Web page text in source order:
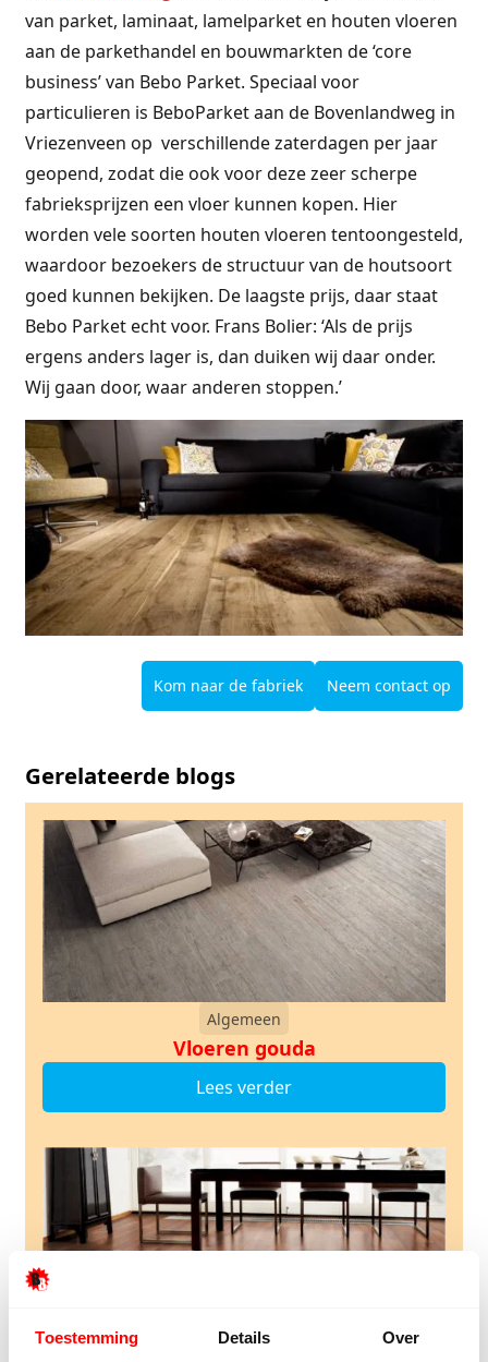
Toestemming Details Over
van parket, laminaat, lamelparket en houten vloeren
aan de parkethandel en bouwmarkten de ‘core
business’ van Bebo Parket. Speciaal voor
particulieren is BeboParket aan de Bovenlandweg in
Vriezenveen op verschillende zaterdagen per jaar
geopend, zodat die ook voor deze zeer scherpe
fabrieksprijzen een vloer kunnen kopen. Hier
worden vele soorten houten vloeren tentoongesteld,
waardoor bezoekers de structuur van de houtsoort
goed kunnen bekijken. De laagste prijs, daar staat
Bebo Parket echt voor. Frans Bolier: ‘Als de prijs
ergens anders lager is, dan duiken wij daar onder.
Wij gaan door, waar anderen stoppen.’
Kom naar de fabriek Neem contact op
Gerelateerde blogs
Algemeen
Vloeren gouda
Lees verder